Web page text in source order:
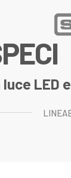
PECI
LED